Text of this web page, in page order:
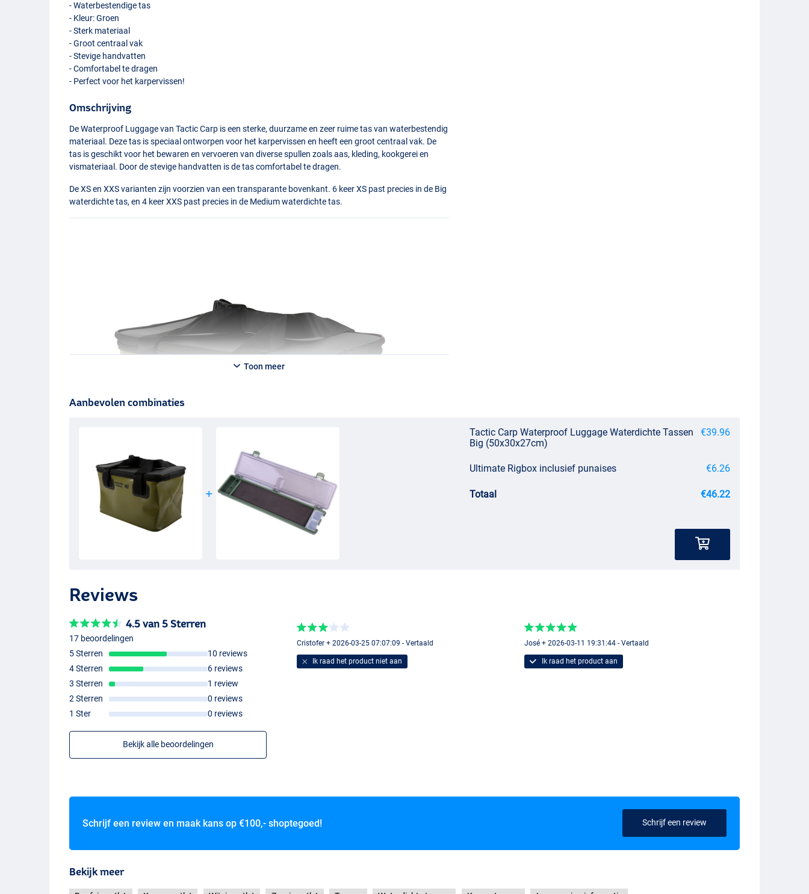
- Waterbestendige tas
- Kleur: Groen
- Sterk materiaal
- Groot centraal vak
- Stevige handvatten
- Comfortabel te dragen
- Perfect voor het karpervissen!
Omschrijving
De Waterproof Luggage van Tactic Carp is een sterke, duurzame en zeer ruime tas van waterbestendig
materiaal. Deze tas is speciaal ontworpen voor het karpervissen en heeft een groot centraal vak. De
tas is geschikt voor het bewaren en vervoeren van diverse spullen zoals aas, kleding, kookgerei en
vismateriaal. Door de stevige handvatten is de tas comfortabel te dragen.
De XS enXXSvarianten zijn voorzien van een transparante bovenkant. 6 keer XS past precies in de Big
waterdichte tas, en 4 keerXXS past precies in de Medium waterdichte tas.
Toon meer
Aanbevolen combinaties
Tactic Carp Waterproof Luggage Waterdichte Tassen
Big (50x30x27cm)
€39.96
Ultimate Rigbox inclusief punaises €6.26
Totaal €46.22
Reviews
4.5 van 5 Sterren
17 beoordelingen
5 Sterren
10 reviews
4 Sterren
6 reviews
3 Sterren
1 review
2 Sterren
0 reviews
1 Ster
0 reviews
Bekijk alle beoordelingen
Cristofer + 2026-03-25 07:07:09 - Vertaald
Ik raad het product niet aan
José + 2026-03-11 19:31:44 - Vertaald
Ik raad het product aan
Schrijf een review en maak kans op €100,- shoptegoed! Schrijf een review
Bekijk meer